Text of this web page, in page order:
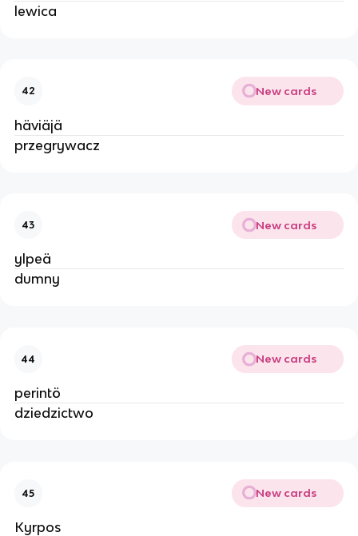
lewica
42 New cards
häviäjä
przegrywacz
43 New cards
ylpeä
dumny
44 New cards
perintö
dziedzictwo
45 New cards
Kyrpos